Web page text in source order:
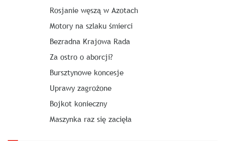
Rosjanie węszą w Azotach
Motory na szlaku śmierci
Bezradna Krajowa Rada
Za ostro o aborcji?
Bursztynowe koncesje
Uprawy zagrożone
Bojkot konieczny
Maszynka raz się zacięła